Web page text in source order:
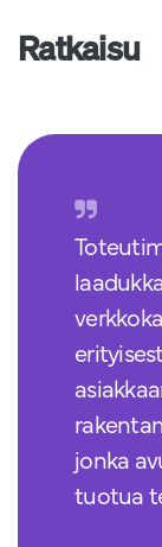
Ratkaisu
jonka
tuotua